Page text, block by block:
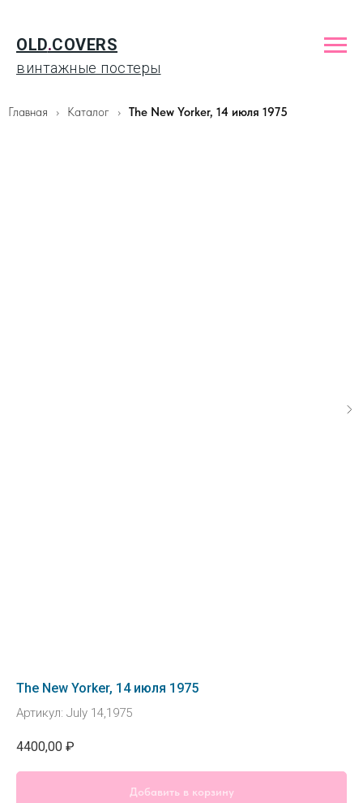
OLD.COVERS
винтажные постеры
Главная Каталог The New Yorker, 14 июля 1975
The New Yorker, 14 июля 1975
Артикул: July 14,1975
4400,00 ₽
Добавить в корзину